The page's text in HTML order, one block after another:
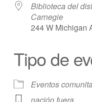
Biblioteca del
Carnegie
244 W Michigan
Tipo de
Eventos